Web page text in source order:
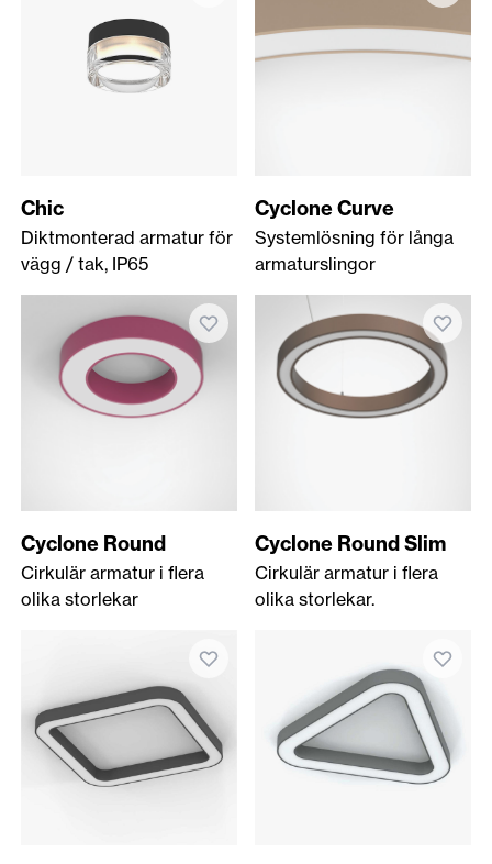
Chic
Diktmonterad armatur för
vägg / tak, IP65
Cyclone Curve
Systemlösning för långa
armaturslingor
Cyclone Round
Cirkulär armatur i flera
olika storlekar
Cyclone Round Slim
Cirkulär armatur i flera
olika storlekar.